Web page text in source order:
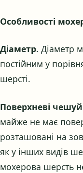
Особливості
Діаметр. Діаметр
постійним у
шерсті.
Поверхневі
майже не має
розташовані на
як у інших видів
мохерова шерсть